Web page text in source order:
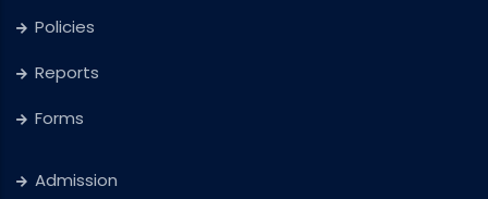
Policies
Reports
Forms
Admission